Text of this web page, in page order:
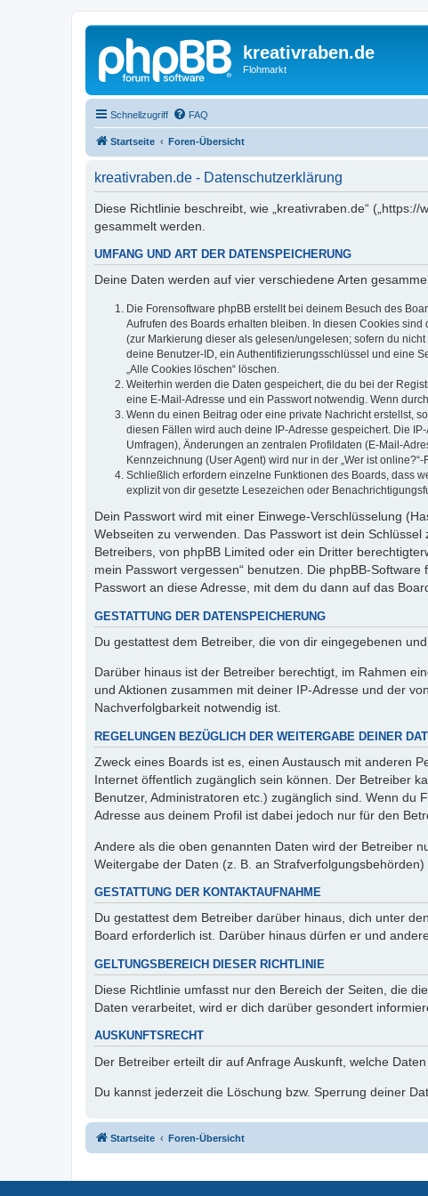
kreativraben.de
Flohmarkt
Schnellzugriff FAQ
Startseite Foren-Übersicht
kreativraben.de - Datenschutzerklärung
Diese Richtlinie beschreibt, wie „kreativraben.de“
gesammelt werden.
UMFANG UND ART DER DATENSPEICHERUNG
Deine Daten werden auf vier verschiedene Arten
Die Forensoftware phpBB erstellt bei deinem Besuch des
Aufrufen des Boards erhalten bleiben. In diesen Cookies
(zur Markierung dieser als gelesen/ungelesen; sofern du
deine Benutzer-ID, ein Authentifizierungsschlüssel und eine
„Alle Cookies löschen“ löschen.
Weiterhin werden die Daten gespeichert, die du bei der
eine E-Mail-Adresse und ein Passwort notwendig. Wenn
Wenn du einen Beitrag oder eine private Nachricht erstellst,
diesen Fällen wird auch deine IP-Adresse gespeichert. Die
Umfragen), Änderungen an zentralen Profildaten (E-Mail-
Kennzeichnung (User Agent) wird nur in der „Wer ist
Schließlich erfordern einzelne Funktionen des Boards, dass
explizit von dir gesetzte Lesezeichen oder
Dein Passwort wird mit einer Einwege-Verschlüsselung
Webseiten zu verwenden. Das Passwort ist dein
Betreibers, von phpBB Limited oder ein Dritter
mein Passwort vergessen“ benutzen. Die phpBB-
Passwort an diese Adresse, mit dem du dann auf das
GESTATTUNG DER DATENSPEICHERUNG
Du gestattest dem Betreiber, die von dir eingegebenen
Darüber hinaus ist der Betreiber berechtigt, im Rahmen
und Aktionen zusammen mit deiner IP-Adresse und der
Nachverfolgbarkeit notwendig ist.
REGELUNGEN BEZÜGLICH DER WEITERGABE DEINER
Zweck eines Boards ist es, einen Austausch mit anderen
Internet öffentlich zugänglich sein können. Der Betreiber
Benutzer, Administratoren etc.) zugänglich sind. Wenn
Adresse aus deinem Profil ist dabei jedoch nur für den
Andere als die oben genannten Daten wird der Betreiber
Weitergabe der Daten (z. B. an
GESTATTUNG DER KONTAKTAUFNAHME
Du gestattest dem Betreiber darüber hinaus, dich unter
Board erforderlich ist. Darüber hinaus dürfen er und
GELTUNGSBEREICH DIESER RICHTLINIE
Diese Richtlinie umfasst nur den Bereich der Seiten, die
Daten verarbeitet, wird er dich darüber gesondert
AUSKUNFTSRECHT
Der Betreiber erteilt dir auf Anfrage Auskunft, welche
Du kannst jederzeit die Löschung bzw. Sperrung deiner
Startseite Foren-Übersicht